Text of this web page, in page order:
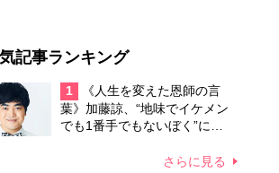
記事ランキング
1
《人生を変えた恩師の言
葉》加藤諒、“地味でイケメン
でも1番手でもないぼく”に
てくれた「イワッホー」への感
さらに見る